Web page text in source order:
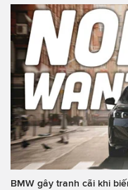
BMW gây tranh cãi khi